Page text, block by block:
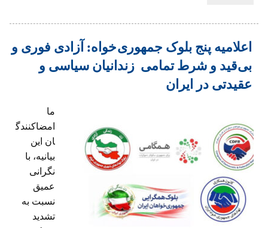
اعلاميه پنج بلوک جمهوری خواه: آزادی فوری و
بی‌قید و شرط تمامی زندانیان سیاسی و
عقیدتی در ایران
ما
امضاکنندگ
ان این
بیانیه، با
نگرانی
عمیق
نسبت به
تشدید